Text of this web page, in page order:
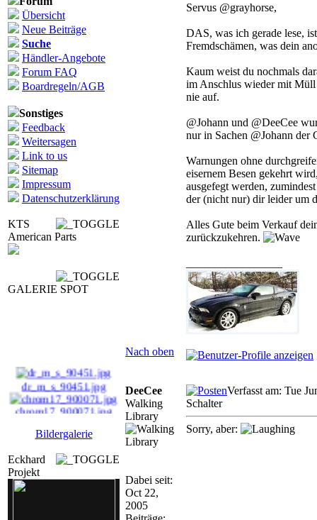
Übersicht
Neue Beiträge
Suche
Händler-Angebote
Forum FAQ
Boardregeln/AGB
Sonstiges
Feedback
Weitersagen
Link to us
Sitemap
Impressum
Datenschutzerklärung
KTS
American Parts
GALERIE SPOT
dr_m_s_90451.jpg
chrom17_900071.jpg
dr_magicU11_00120.jp
...
braa_000258.jpg
Bildergalerie
Eckhard
Projekt
Servus @grayhorse,
DAS, was ich gerade lese,
Fremdschämen, was dein
Kaum weist du nochmals
im Anschlus wieder mit Müll
nie auf.
@Johann und @DeeCee
nur in Sachen @Johann der
Warnungen ohne
eisernem Besen gekehrt
ausgefegt werden,
der (nicht nur) dir leider um
Alles Gute beim Verkauf
zurückzukehren.
Nach oben
DeeCee
Walking
Library
Dabei seit:
Oct 22,
2005
Verfasst am: Tue
Schalter
Sorry, aber: